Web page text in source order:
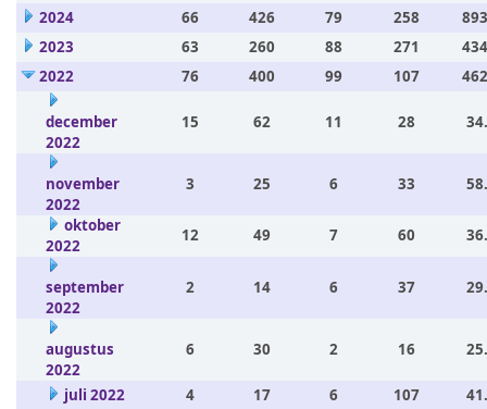
2024
66 426 79 258
2023
63 260 88 271
2022
76 400 99 107
december
2022
15 62 11 28
november
2022
3 25 6 33
oktober
2022
12 49 7 60
september
2022
2 14 6 37
augustus
2022
6 30 2 16
juli 2022 4 17 6 107